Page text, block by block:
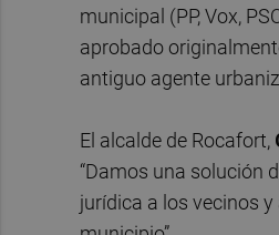
municipal (PP, Vox,
aprobado
antiguo agente
El alcalde de Rocafort,
“Damos una solución
jurídica a los vecinos